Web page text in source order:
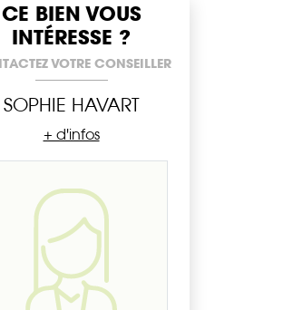
CE BIEN VOUS
INTÉRESSE ?
VOTRE CONSEILLER
SOPHIE HAVART
+ d'infos